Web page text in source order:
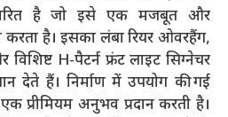
है जो इसे एक मजबूत और
करता है। इसका लंबा रियर ओवरहैंग,
H-पैटर्न फ्रंट लाइट सिग्नेचर
देते हैं। निर्माण में उपयोग की गई
प्रीमियम अनुभव प्रदान करती है।